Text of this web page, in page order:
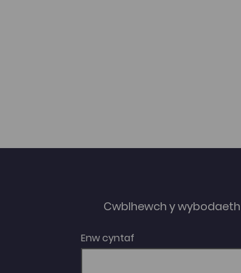
Cwblhewch y
Enw cyntaf